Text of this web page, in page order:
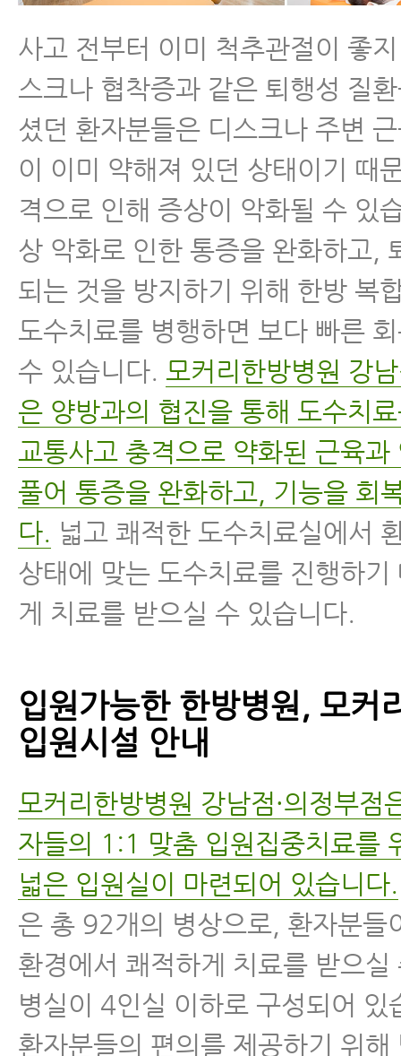
사고 전부터 이미 척추관절이 좋
스크나 협착증과 같은 퇴행성 질
셨던 환자분들은 디스크나 주변
이 이미 약해져 있던 상태이기 때
격으로 인해 증상이 악화될 수 있
상 악화로 인한 통증을 완화하고,
되는 것을 방지하기 위해 한방 복
도수치료를 병행하면 보다 빠른
수 있습니다. 모커리한방병원 강
은 양방과의 협진을 통해 도수치
교통사고 충격으로 약화된 근육과
풀어 통증을 완화하고, 기능을 회
다. 넓고 쾌적한 도수치료실에서
상태에 맞는 도수치료를 진행하기
게 치료를 받으실 수 있습니다.
입원가능한 한방병원, 모커
입원시설 안내
모커리한방병원 강남점·의정부점
자들의 1:1 맞춤 입원집중치료를
넓은 입원실이 마련되어 있습니다.
은 총 92개의 병상으로, 환자분들
환경에서 쾌적하게 치료를 받으실
병실이 4인실 이하로 구성되어 있
환자분들의 편의를 제공하기 위해